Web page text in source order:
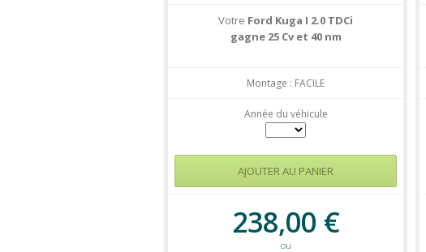
Votre Ford Kuga I 2.0 TDCi
gagne 25 Cv et 40 nm
Montage : FACILE
Année du véhicule
238,00 €
ou